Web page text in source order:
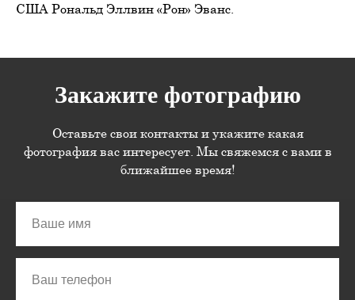
США Рональд Эллвин «Рон» Эванс.
Закажите фотографию
Оставьте свои контакты и укажите какая
фотография вас интересует. Мы свяжемся с вами в
ближайшее время!